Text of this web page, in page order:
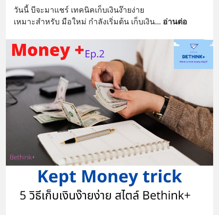
วันนี้ บีจะมาแชร์ เทคนิคเก็บเงินง๊ายง่าย
เหมาะสำหรับ มือใหม่ กำลังเริ่มต้น เก็บเงิน... อ่านต่อ